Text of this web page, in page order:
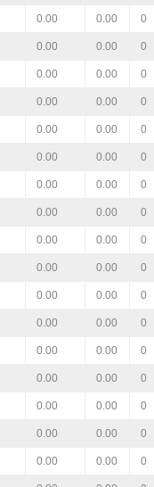
0.00 0.00 0
0.00 0.00 0
0.00 0.00 0
0.00 0.00 0
0.00 0.00 0
0.00 0.00 0
0.00 0.00 0
0.00 0.00 0
0.00 0.00 0
0.00 0.00 0
0.00 0.00 0
0.00 0.00 0
0.00 0.00 0
0.00 0.00 0
0.00 0.00 0
0.00 0.00 0
0.00 0.00 0